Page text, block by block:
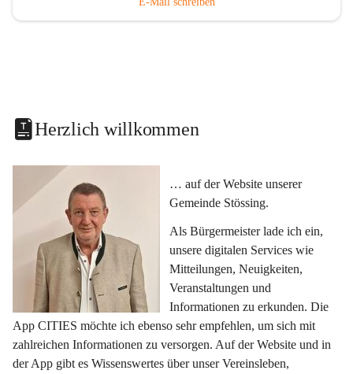
Herzlich willkommen
… auf der Website unserer
Gemeinde Stössing.
Als Bürgermeister lade ich ein,
unsere digitalen Services wie
Mitteilungen, Neuigkeiten,
Veranstaltungen und
Informationen zu erkunden. Die
App CITIES möchte ich ebenso sehr empfehlen, um sich mit
zahlreichen Informationen zu versorgen. Auf der Website und in
der App gibt es Wissenswertes über unser Vereinsleben,